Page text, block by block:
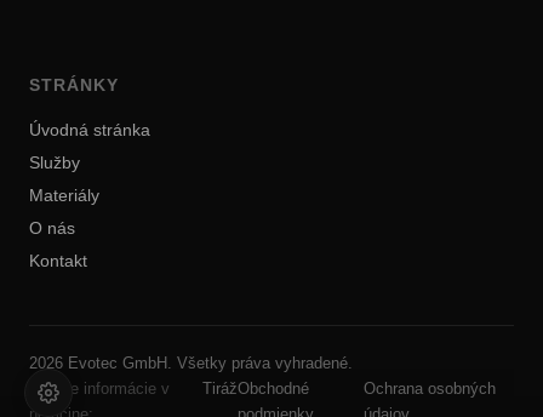
STRÁNKY
Úvodná stránka
Služby
Materiály
O nás
Kontakt
2026 Evotec GmbH. Všetky práva vyhradené.
Právne informácie v
TirážObchodné
Ochrana osobných